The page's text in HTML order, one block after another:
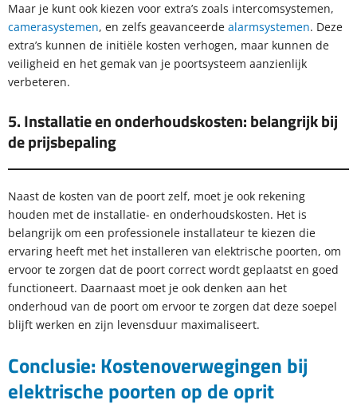
Maar je kunt ook kiezen voor extra’s zoals intercomsystemen,
camerasystemen, en zelfs geavanceerde alarmsystemen. Deze
extra’s kunnen de initiële kosten verhogen, maar kunnen de
veiligheid en het gemak van je poortsysteem aanzienlijk
verbeteren.
5. Installatie en onderhoudskosten: belangrijk bij
de prijsbepaling
Naast de kosten van de poort zelf, moet je ook rekening
houden met de installatie- en onderhoudskosten. Het is
belangrijk om een professionele installateur te kiezen die
ervaring heeft met het installeren van elektrische poorten, om
ervoor te zorgen dat de poort correct wordt geplaatst en goed
functioneert. Daarnaast moet je ook denken aan het
onderhoud van de poort om ervoor te zorgen dat deze soepel
blijft werken en zijn levensduur maximaliseert.
Conclusie: Kostenoverwegingen bij
elektrische poorten op de oprit